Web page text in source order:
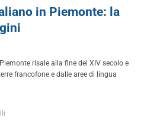
in Piemonte: la
risale alla fine del XIV secolo e
francofone e dalle aree di lingua